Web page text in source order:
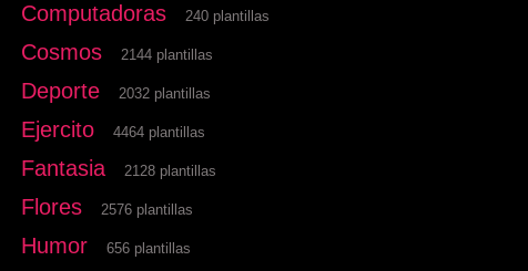
Computadoras 240 plantillas
Cosmos 2144 plantillas
Deporte 2032 plantillas
Ejercito 4464 plantillas
Fantasia 2128 plantillas
Flores 2576 plantillas
Humor 656 plantillas